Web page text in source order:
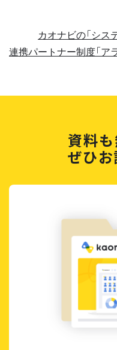
カオナビの「シス
連携パートナー制度「ア
資料も
ぜひお